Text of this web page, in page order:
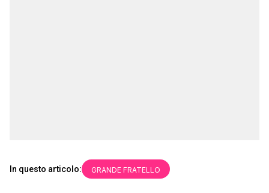
In questo articolo: GRANDE FRATELLO